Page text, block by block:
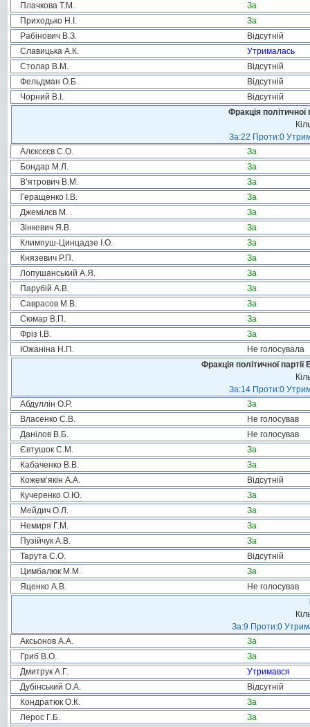
Плачкова Т.М.
За
Приходько Н.І.
За
Рабінович В.З.
Відсутній
Славицька А.К.
Утрималась
Столар В.М.
Відсутній
Фельдман О.Б.
Відсутній
Чорний В.І.
Відсутній
Фракція
За:22 Проти:0
Алєксєєв С.О.
За
Бондар М.Л.
За
В’ятрович В.М.
За
Геращенко І.В.
За
Джемілєв М. .
За
Зінкевич Я.В.
За
Климпуш-Цинцадзе І.О.
За
Князевич Р.П.
За
Лопушанський А.Я.
За
Парубій А.В.
За
Саврасов М.В.
За
Сюмар В.П.
За
Фріз І.В.
За
Южаніна Н.П.
Не голосувала
Фракція політичної
За:14 Проти:0
Абдуллін О.Р.
За
Власенко С.В.
Не голосував
Данілов В.Б.
Не голосував
Євтушок С.М.
За
Кабаченко В.В.
За
Кожем’якін А.А.
Відсутній
Кучеренко О.Ю.
За
Мейдич О.Л.
За
Немиря Г.М.
За
Пузійчук А.В.
За
Тарута С.О.
Відсутній
Цимбалюк М.М.
За
Яценко А.В.
Не голосував
За:9 Проти:0
Аксьонов А.А.
За
Гриб В.О.
За
Дмитрук А.Г.
Утримався
Дубінський О.А.
Відсутній
Кондратюк О.К.
За
Лерос Г.Б.
За